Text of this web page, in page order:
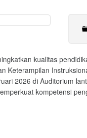
kualitas
Keterampilan
2026 di Auditorium
kompetensi